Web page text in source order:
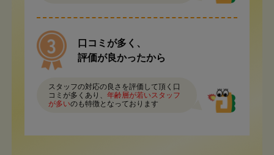
口コミが多く、
評価が良かったから
スタッフの対応の良さを評価して頂く口
コミが多くあり、 年齢層が若いスタッフ
が多いのも特徴となっております